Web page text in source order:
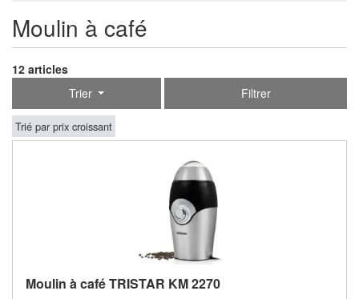
Moulin à café
12 articles
Trier
Filtrer
Trié par prix croissant
Moulin à café TRISTAR KM 2270